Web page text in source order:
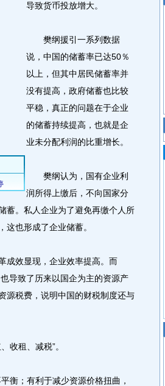
导致货币投放增大。
樊纲援引一系列数据
说，中国的储蓄率已达50％
以上，但其中居民储蓄率并
没有提高，政府储蓄也比较
平稳，真正的问题在于企业
的储蓄持续提高，也就是企
业未分配利润的比重增长。
樊纲认为，国有企业利
润所得上缴后，不向国家分
蓄。私人企业为了避免再缴个人所
也形成了企业储蓄。
效显现，企业效率提高。而
导致了历来以国企为主的资源产
源税费，说明中国的财税制度还与
租、减税”。
；有利于减少资源价格扭曲，